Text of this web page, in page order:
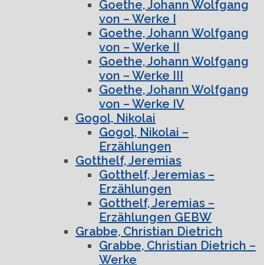
Goethe, Johann Wolfgang
von – Werke I
Goethe, Johann Wolfgang
von – Werke II
Goethe, Johann Wolfgang
von – Werke III
Goethe, Johann Wolfgang
von – Werke IV
Gogol, Nikolai
Gogol, Nikolai –
Erzählungen
Gotthelf, Jeremias
Gotthelf, Jeremias –
Erzählungen
Gotthelf, Jeremias –
Erzählungen GEBW
Grabbe, Christian Dietrich
Grabbe, Christian Dietrich –
Werke